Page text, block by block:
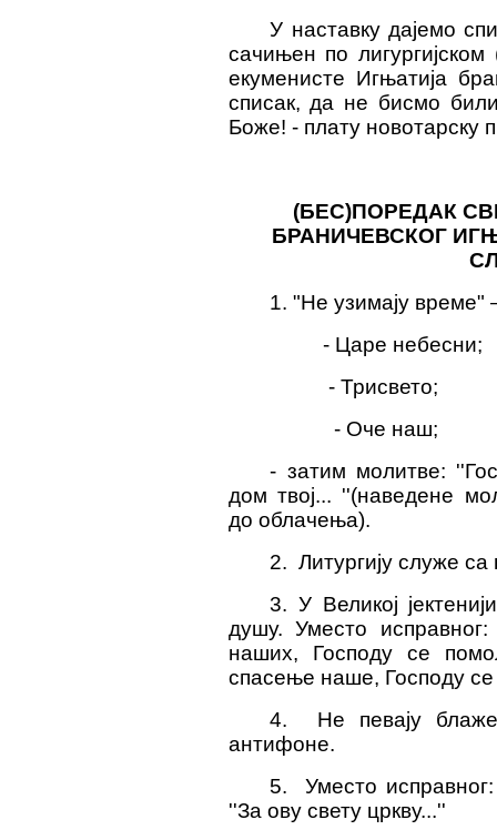
У наставку дајемо
сачињен по
екуменисте Игњатија
списак, да не бисмо
Боже! - плату новотарску
(БЕС)ПОРЕДАК
БРАНИЧЕВСКОГ
1. "Не узимају време"
- Царе небесни;
- Трисвето;
- Оче наш;
- затим молитве:
дом твој... ''(наведене
до облачења).
2. Литургију служе
3. У Великој
душу. Уместо
наших, Господу се
спасење наше, Господу
4. Не певају
антифоне.
5. Уместо исправног:
''За ову свету цркву...''